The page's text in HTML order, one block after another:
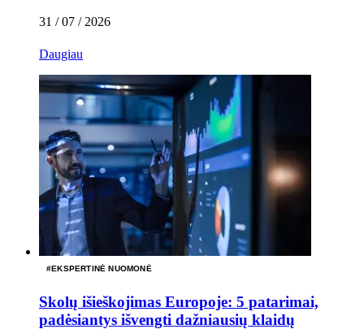
31 / 07 / 2026
Daugiau
#EKSPERTINĖ NUOMONĖ
Skolų išieškojimas Europoje: 5 patarimai,
padėsiantys išvengti dažniausių klaidų